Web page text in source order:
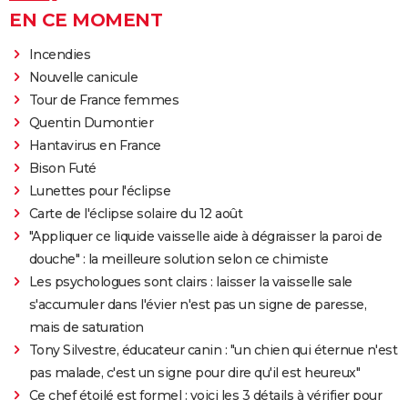
EN CE MOMENT
Incendies
Nouvelle canicule
Tour de France femmes
Quentin Dumontier
Hantavirus en France
Bison Futé
Lunettes pour l'éclipse
Carte de l'éclipse solaire du 12 août
"Appliquer ce liquide vaisselle aide à dégraisser la paroi de
douche" : la meilleure solution selon ce chimiste
Les psychologues sont clairs : laisser la vaisselle sale
s'accumuler dans l'évier n'est pas un signe de paresse,
mais de saturation
Tony Silvestre, éducateur canin : "un chien qui éternue n'est
pas malade, c'est un signe pour dire qu'il est heureux"
Ce chef étoilé est formel : voici les 3 détails à vérifier pour